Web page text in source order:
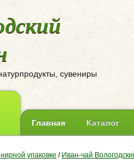
сувениры
Главная Каталог
упаковке / Иван-чай